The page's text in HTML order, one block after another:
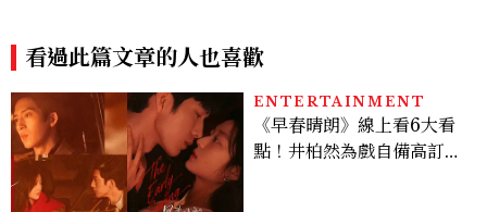
加冕禮服一次看
看過此篇文章的人也喜歡
ENTERTAINMENT
《早春晴朗》線上看6大看
點！井柏然為戲自備高訂，